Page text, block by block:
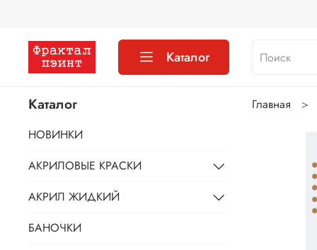
Каталог
Главная
Каталог
НОВИНКИ
АКРИЛОВЫЕ КРАСКИ
АКРИЛ ЖИДКИЙ
БАНОЧКИ